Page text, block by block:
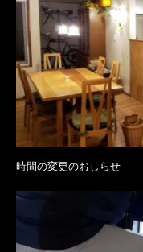
時間の変更のおしらせ